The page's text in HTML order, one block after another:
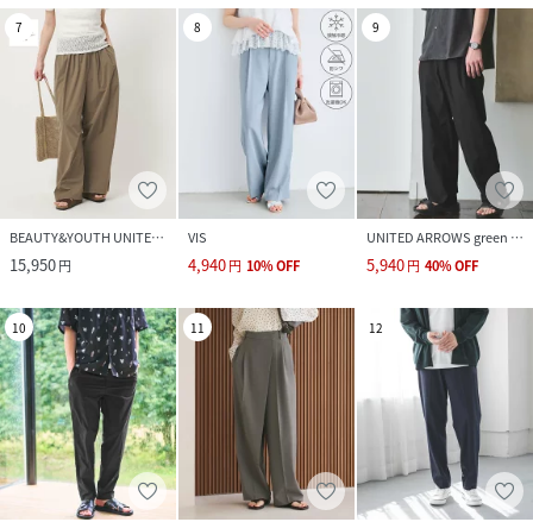
7
BEAUTY&YOUTH UNITED ARROWS
15,950円
8
VIS
4,940円 10%OFF
9
UNITED ARROWS green label relaxing
5,940円 40%OFF
10 11 12